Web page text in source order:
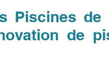
Piscines de
de